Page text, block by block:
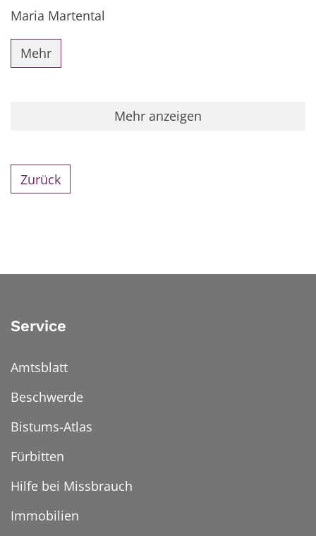
Maria Martental
Mehr
Mehr anzeigen
Zurück
Service
Amtsblatt
Beschwerde
Bistums-Atlas
Fürbitten
Hilfe bei Missbrauch
Immobilien